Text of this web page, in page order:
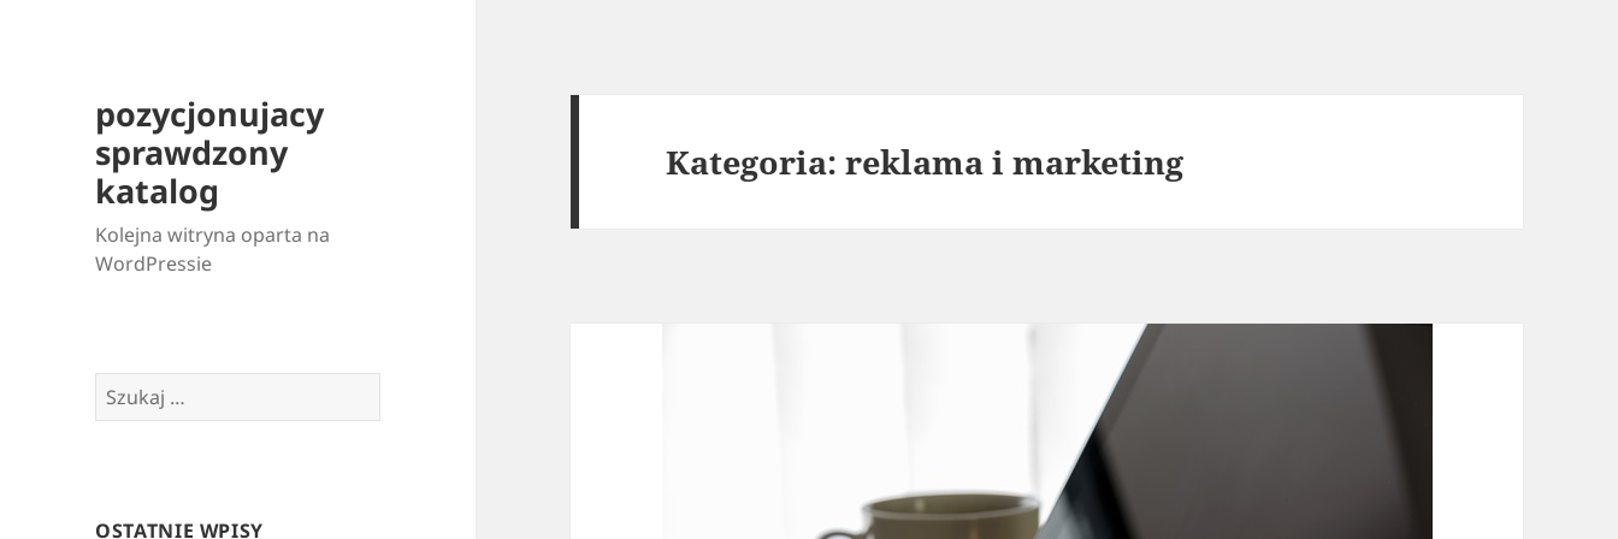
pozycjonujacy
sprawdzony
katalog
Kolejna witryna oparta na
WordPressie
Szukaj:
OSTATNIE WPISY
Kategoria:reklama i marketing